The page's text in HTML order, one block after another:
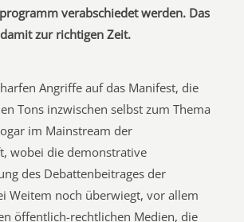
verabschiedet werden. Das
zur richtigen Zeit.
Angriffe auf das Manifest, die
Tons inzwischen selbst zum Thema
im Mainstream der
wobei die demonstrative
des Debattenbeitrages der
Weitem noch überwiegt, vor allem
öffentlich-rechtlichen Medien, die